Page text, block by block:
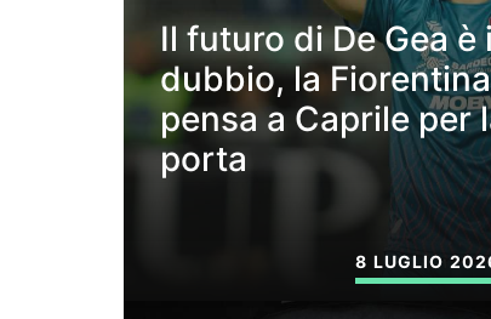
Il futuro di De Gea è
dubbio, la Fiorentina
pensa a Caprile per
porta
8 LUGLIO